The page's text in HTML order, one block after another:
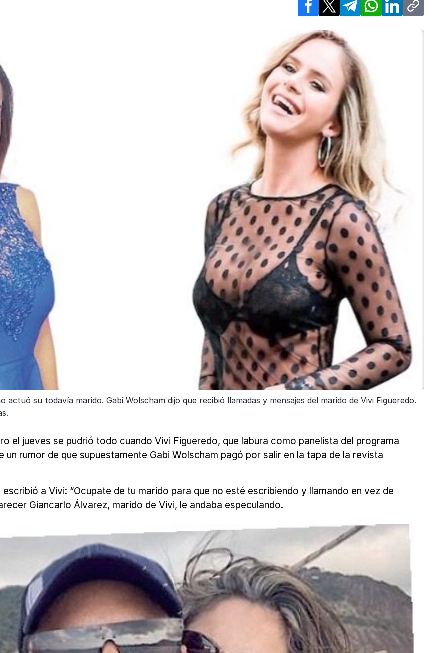
Facebook
X TelegramWhatsApp
LinkedInCopy
su todavía marido. Gabi Wolscham dijo que recibió llamadas y mensajes del marido de Vivi Figueredo.
el jueves se pudrió todo cuando Vivi Figueredo, que labura como panelista del programa
rumor de que supuestamente Gabi Wolscham pagó por salir en la tapa de la revista
a Vivi: “Ocupate de tu marido para que no esté escribiendo y llamando en vez de
Giancarlo Álvarez, marido de Vivi, le andaba especulando.